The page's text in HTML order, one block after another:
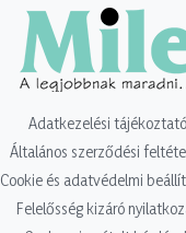
Adatkezelési tájékoztató
Általános szerződési
Cookie és adatvédelmi
Felelősség kizáró